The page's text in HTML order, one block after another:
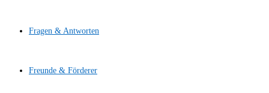
Fragen & Antworten
Freunde & Förderer